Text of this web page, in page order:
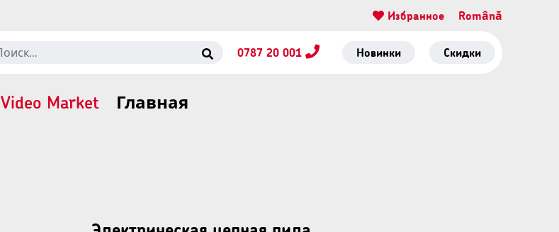
Избранное Română
0787 20 001 Новинки Скидки
Video Market Главная